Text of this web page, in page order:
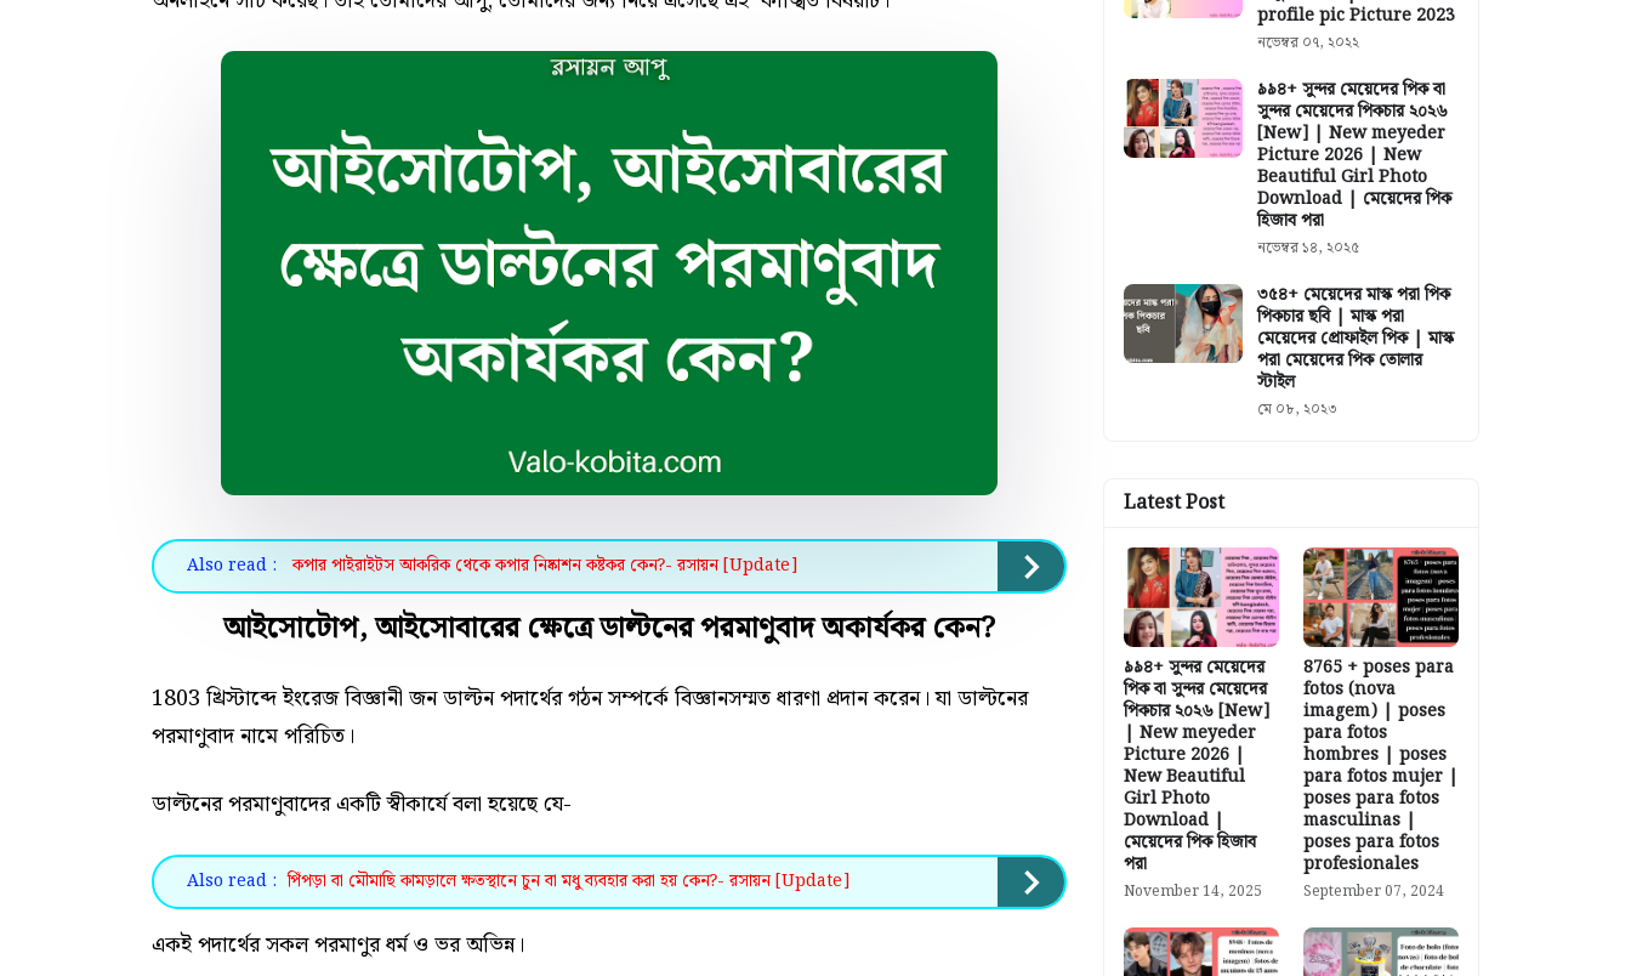
Also read : কপার পাইরাইটস আকরিক থেকে কপার নিষ্কাশন কষ্টকর কেন?- রসায়ন [Update]
আইসোটোপ, আইসোবারের ক্ষেত্রে ডাল্টনের পরমাণুবাদ অকার্যকর কেন?
1803 খ্রিস্টাব্দে ইংরেজ বিজ্ঞানী জন ডাল্টন পদার্থের গঠন সম্পর্কে বিজ্ঞানসম্মত ধারণা প্রদান করেন। যা ডাল্টনের
পরমাণুবাদ নামে পরিচিত।
ডাল্টনের পরমাণুবাদের একটি স্বীকার্যে বলা হয়েছে যে-
Also read : পিঁপড়া বা মৌমাছি কামড়ালে ক্ষতস্থানে চুন বা মধু ব্যবহার করা হয় কেন?- রসায়ন [Update]
একই পদার্থের সকল পরমাণুর ধর্ম ও ভর অভিন্ন।
profile pic Picture 2023
নভেম্বর ০৭, ২০২২
৯৯৪+ সুন্দর মেয়েদের পিক বা
সুন্দর মেয়েদের পিকচার ২০২৬
[New] | New meyeder
Picture 2026 | New
Beautiful Girl Photo
Download | মেয়েদের পিক
হিজাব পরা
নভেম্বর ১৪, ২০২৫
৩৫৪+ মেয়েদের মাস্ক পরা পিক
পিকচার ছবি | মাস্ক পরা
মেয়েদের প্রোফাইল পিক | মাস্ক
পরা মেয়েদের পিক তোলার
স্টাইল
মে ০৮, ২০২৩
Latest Post
৯৯৪+ সুন্দর মেয়েদের
পিক বা সুন্দর মেয়েদের
পিকচার ২০২৬ [New]
| New meyeder
Picture 2026 |
New Beautiful
Girl Photo
Download |
মেয়েদের পিক হিজাব
পরা
November 14, 2025
8765 + poses para
fotos (nova
imagem) | poses
para fotos
hombres | poses
para fotos mujer |
poses para fotos
masculinas |
poses para fotos
profesionales
September 07, 2024